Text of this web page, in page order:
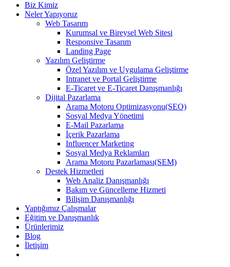
Biz Kimiz
Neler Yapıyoruz
Web Tasarım
Kurumsal ve Bireysel Web Sitesi
Responsive Tasarım
Landing Page
Yazılım Geliştirme
Özel Yazılım ve Uygulama Geliştirme
Intranet ve Portal Geliştirme
E-Ticaret ve E-Ticaret Danışmanlığı
Dijital Pazarlama
Arama Motoru Optimizasyonu(SEO)
Sosyal Medya Yönetimi
E-Mail Pazarlama
İçerik Pazarlama
Influencer Marketing
Sosyal Medya Reklamları
Arama Motoru Pazarlaması(SEM)
Destek Hizmetleri
Web Analiz Danışmanlığı
Bakım ve Güncelleme Hizmeti
Bilişim Danışmanlığı
Yaptığımız Çalışmalar
Eğitim ve Danışmanlık
Ürünlerimiz
Blog
İletişim